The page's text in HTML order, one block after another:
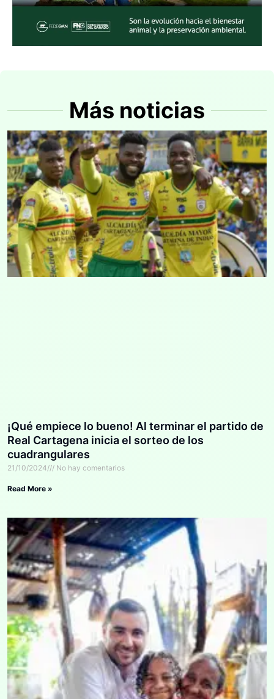
Más noticias
¡Qué empiece lo bueno! Al terminar el partido de
Real Cartagena inicia el sorteo de los
cuadrangulares
21/10/2024 No hay comentarios
Read More »